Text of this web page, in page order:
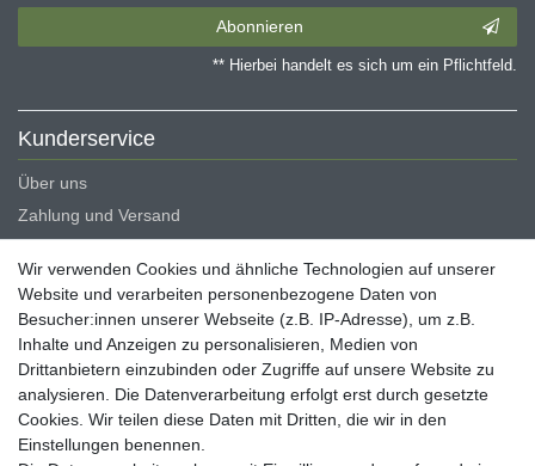
Abonnieren
** Hierbei handelt es sich um ein Pflichtfeld.
Kunderservice
Über uns
Zahlung und Versand
Erklärung zur Barrierefreiheit
Blog
Rechtliche Angaben
Widerrufsrecht
Datenschutzerklärung
AGB
Wir verwenden Cookies und ähnliche Technologien auf unserer
Website und verarbeiten personenbezogene Daten von
Besucher:innen unserer Webseite (z.B. IP-Adresse), um z.B.
Inhalte und Anzeigen zu personalisieren, Medien von
Drittanbietern einzubinden oder Zugriffe auf unsere Website zu
analysieren. Die Datenverarbeitung erfolgt erst durch gesetzte
Cookies. Wir teilen diese Daten mit Dritten, die wir in den
Einstellungen benennen.